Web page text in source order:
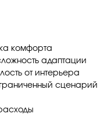
комфорта
адаптации
от интерьера
сценарий